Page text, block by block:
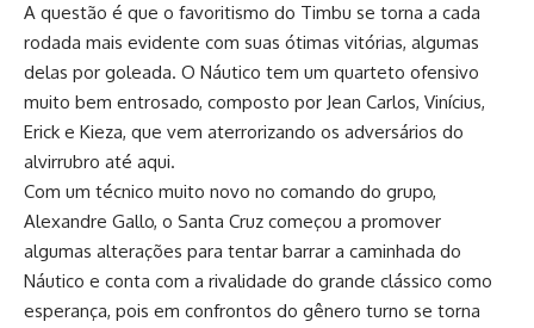
A questão é que o favoritismo do Timbu se torna a cada
rodada mais evidente com suas ótimas vitórias, algumas
delas por goleada. O Náutico tem um quarteto ofensivo
muito bem entrosado, composto por Jean Carlos, Vinícius,
Erick e Kieza, que vem aterrorizando os adversários do
alvirrubro até aqui.
Com um técnico muito novo no comando do grupo,
Alexandre Gallo, o Santa Cruz começou a promover
algumas alterações para tentar barrar a caminhada do
Náutico e conta com a rivalidade do grande clássico como
esperança, pois em confrontos do gênero turno se torna